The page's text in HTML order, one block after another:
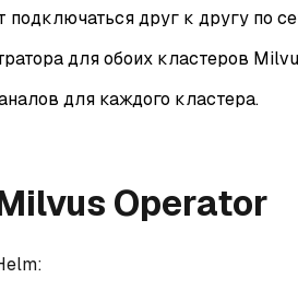
друг к другу по
для обоих кластеров
для каждого кластера.
Operator